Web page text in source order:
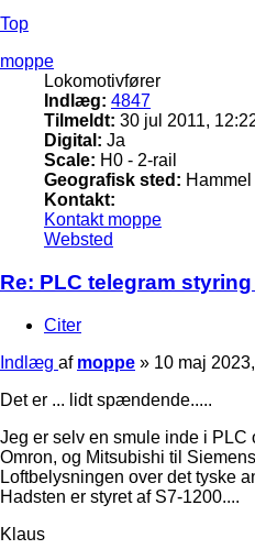
Top
moppe
Lokomotivfører
Indlæg: 4847
Tilmeldt: 30 jul 2011,
Digital: Ja
Scale: H0 - 2-rail
Geografisk sted: Hammel
Kontakt:
Kontakt moppe
Websted
Re: PLC telegram
Citer
Indlæg af moppe » 10 maj
Det er ... lidt spændende.....
Jeg er selv en smule inde i PLC
Omron, og Mitsubishi til
Loftbelysningen over det tyske
Hadsten er styret af S7-1200....
Klaus